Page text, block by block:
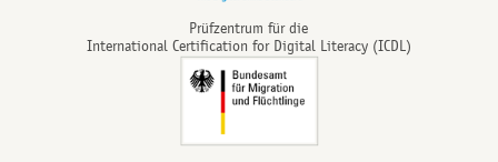
Prüfzentrum für die
International Certification for Digital Literacy (ICDL)